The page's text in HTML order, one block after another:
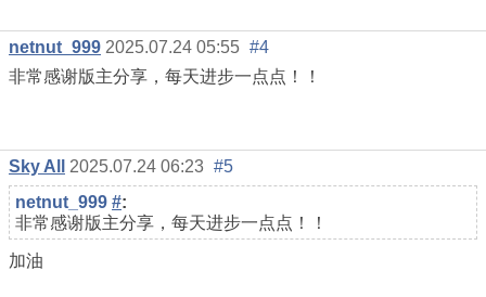
netnut_999 2025.07.24 05:55 #4
非常感谢版主分享，每天进步一点点！！
Sky All 2025.07.24 06:23 #5
netnut_999 #:
非常感谢版主分享，每天进步一点点！！
加油